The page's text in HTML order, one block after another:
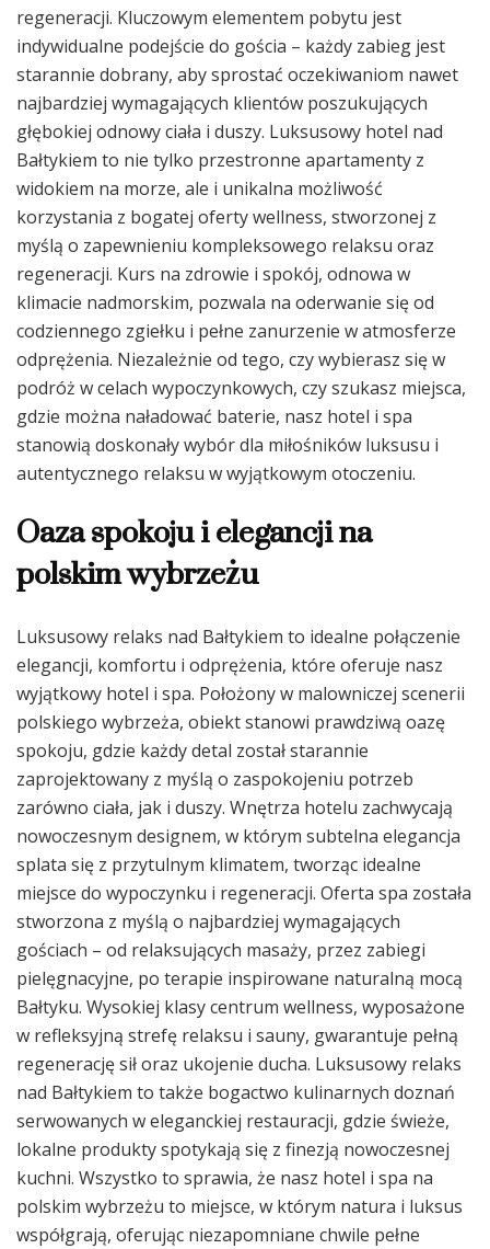
regeneracji. Kluczowym elementem pobytu jest
indywidualne podejście do gościa – każdy zabieg jest
starannie dobrany, aby sprostać oczekiwaniom nawet
najbardziej wymagających klientów poszukujących
głębokiej odnowy ciała i duszy. Luksusowy hotel nad
Bałtykiem to nie tylko przestronne apartamenty z
widokiem na morze, ale i unikalna możliwość
korzystania z bogatej oferty wellness, stworzonej z
myślą o zapewnieniu kompleksowego relaksu oraz
regeneracji. Kurs na zdrowie i spokój, odnowa w
klimacie nadmorskim, pozwala na oderwanie się od
codziennego zgiełku i pełne zanurzenie w atmosferze
odprężenia. Niezależnie od tego, czy wybierasz się w
podróż w celach wypoczynkowych, czy szukasz miejsca,
gdzie można naładować baterie, nasz hotel i spa
stanowią doskonały wybór dla miłośników luksusu i
autentycznego relaksu w wyjątkowym otoczeniu.
Oaza spokoju i elegancji na
polskim wybrzeżu
Luksusowy relaks nad Bałtykiem to idealne połączenie
elegancji, komfortu i odprężenia, które oferuje nasz
wyjątkowy hotel i spa. Położony w malowniczej scenerii
polskiego wybrzeża, obiekt stanowi prawdziwą oazę
spokoju, gdzie każdy detal został starannie
zaprojektowany z myślą o zaspokojeniu potrzeb
zarówno ciała, jak i duszy. Wnętrza hotelu zachwycają
nowoczesnym designem, w którym subtelna elegancja
splata się z przytulnym klimatem, tworząc idealne
miejsce do wypoczynku i regeneracji. Oferta spa została
stworzona z myślą o najbardziej wymagających
gościach – od relaksujących masaży, przez zabiegi
pielęgnacyjne, po terapie inspirowane naturalną mocą
Bałtyku. Wysokiej klasy centrum wellness, wyposażone
w refleksyjną strefę relaksu i sauny, gwarantuje pełną
regenerację sił oraz ukojenie ducha. Luksusowy relaks
nad Bałtykiem to także bogactwo kulinarnych doznań
serwowanych w eleganckiej restauracji, gdzie świeże,
lokalne produkty spotykają się z finezją nowoczesnej
kuchni. Wszystko to sprawia, że nasz hotel i spa na
polskim wybrzeżu to miejsce, w którym natura i luksus
współgrają, oferując niezapomniane chwile pełne